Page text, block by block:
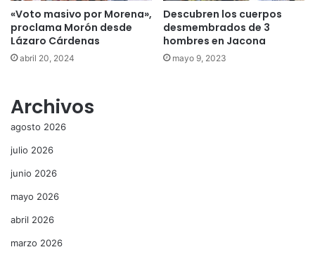
«Voto masivo por Morena»,
proclama Morón desde
Lázaro Cárdenas
abril 20, 2024
Descubren los cuerpos
desmembrados de 3
hombres en Jacona
mayo 9, 2023
Archivos
agosto 2026
julio 2026
junio 2026
mayo 2026
abril 2026
marzo 2026